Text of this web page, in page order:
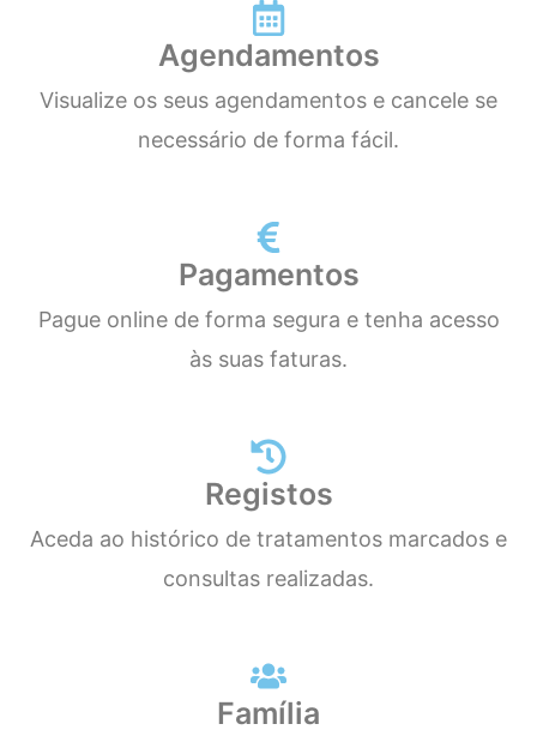
Agendamentos
Visualize os seus agendamentos e cancele se
necessário de forma fácil.
Pagamentos
Pague online de forma segura e tenha acesso
às suas faturas.
Registos
Aceda ao histórico de tratamentos marcados e
consultas realizadas.
Família